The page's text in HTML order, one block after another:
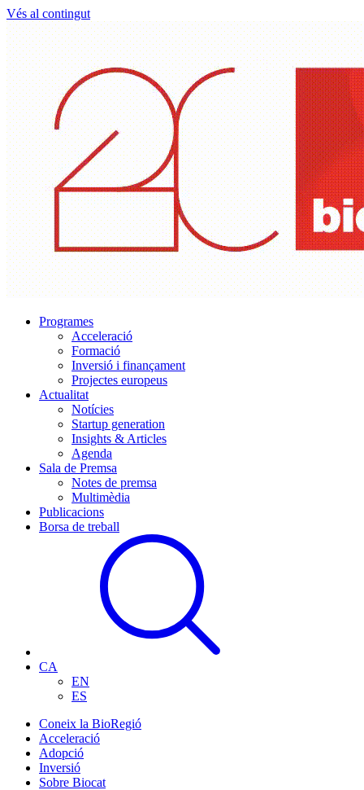
Vés al contingut
Programes
Acceleració
Formació
Inversió i finançament
Projectes europeus
Actualitat
Notícies
Startup generation
Insights & Articles
Agenda
Sala de Premsa
Notes de premsa
Multimèdia
Publicacions
Borsa de treball
CA
EN
ES
Coneix la BioRegió
Acceleració
Adopció
Inversió
Sobre Biocat